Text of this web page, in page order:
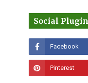
Social Plugin